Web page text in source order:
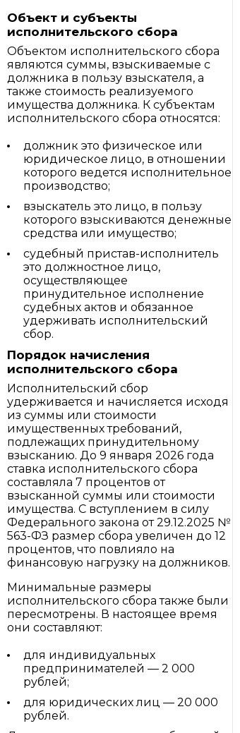
Объект и субъекты
исполнительского сбора
Объектом исполнительского сбора
являются суммы, взыскиваемые с
должника в пользу взыскателя, а
также стоимость реализуемого
имущества должника. К субъектам
исполнительского сбора относятся:
должник это физическое или
юридическое лицо, в отношении
которого ведется исполнительное
производство;
взыскатель это лицо, в пользу
которого взыскиваются денежные
средства или имущество;
судебный пристав-исполнитель
это должностное лицо,
осуществляющее
принудительное исполнение
судебных актов и обязанное
удерживать исполнительский
сбор.
Порядок начисления
исполнительского сбора
Исполнительский сбор
удерживается и начисляется исходя
из суммы или стоимости
имущественных требований,
подлежащих принудительному
взысканию. До 9 января 2026 года
ставка исполнительского сбора
составляла 7 процентов от
взысканной суммы или стоимости
имущества. С вступлением в силу
Федерального закона от 29.12.2025 №
563-ФЗ размер сбора увеличен до 12
процентов, что повлияло на
финансовую нагрузку на должников.
Минимальные размеры
исполнительского сбора также были
пересмотрены. В настоящее время
они составляют:
для индивидуальных
предпринимателей — 2 000
рублей;
для юридических лиц — 20 000
рублей.